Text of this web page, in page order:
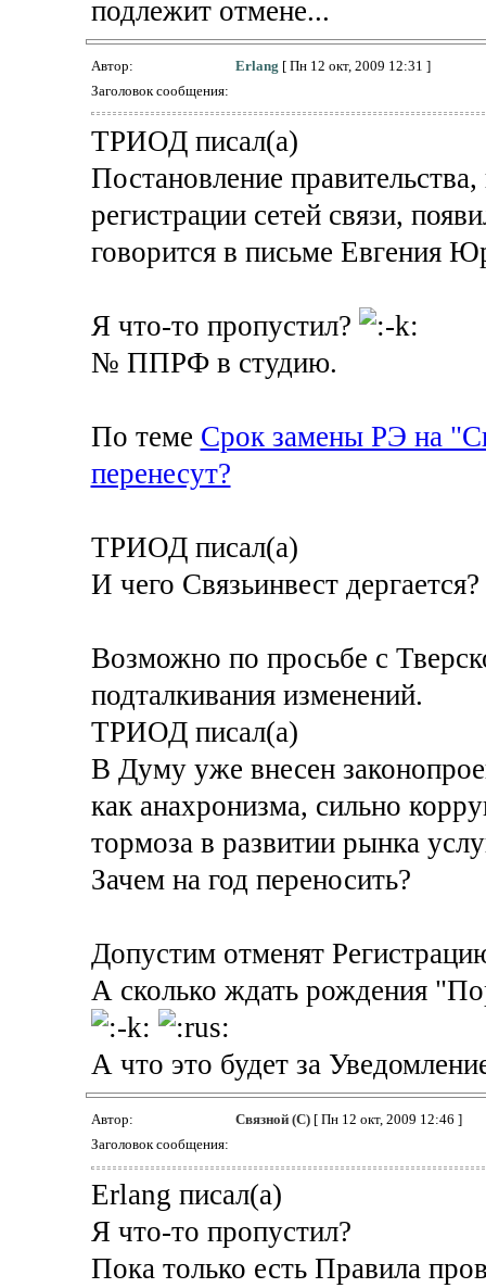
подлежит отмене...
Автор: Erlang [ Пн 12 окт, 2009 12:31 ]
Заголовок сообщения:
ТРИОД писал(а)
Постановление
регистрации сетей связи,
говорится в письме Евгения
Я что-то пропустил?
№ ППРФ в студию.
По теме Срок замены РЭ на
перенесут?
ТРИОД писал(а)
И чего Связьинвест дергается?
Возможно по просьбе с
подталкивания изменений.
ТРИОД писал(а)
В Думу уже внесен
как анахронизма, сильно
тормоза в развитии рынка
Зачем на год переносить?
Допустим отменят
А сколько ждать рождения
А что это будет за
Автор: Связной (С)[ Пн 12 окт, 2009 12:46 ]
Заголовок сообщения:
Erlang писал(а)
Я что-то пропустил?
Пока только есть Правила